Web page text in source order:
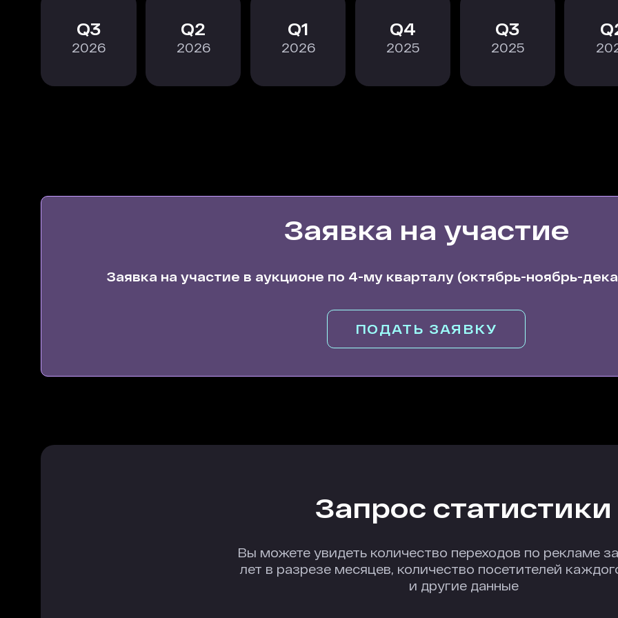
3
2026
2
2026
1
2026
4
2025
3
2025
Заявка на участие
Заявка на участие в аукционе по 4-му кварталу (октябрь-ноябрь-
ПОДАТЬ ЗАЯВКУ
Запрос статистики
Вы можете увидеть количество переходов по рекламе
лет в разрезе месяцев, количество посетителей
и другие данные